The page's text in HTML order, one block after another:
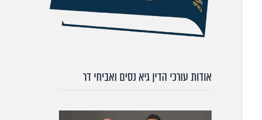
אודות עורכי הדין גיא נסים ואביחי דר